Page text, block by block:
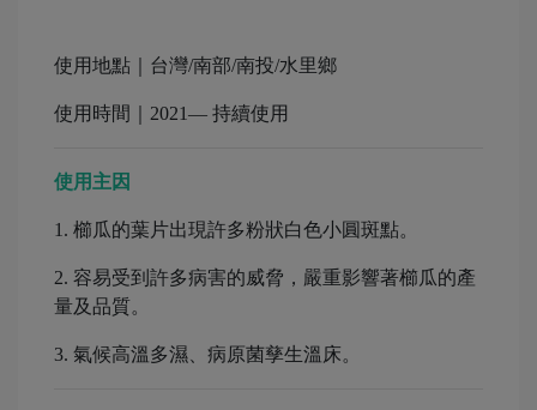
使用地點｜台灣/南部/南投/水里鄉
使用時間｜2021— 持續使用
使用主因
1. 櫛瓜的葉片出現許多粉狀白色小圓斑點。
2. 容易受到許多病害的威脅，嚴重影響著櫛瓜的產
量及品質。
3. 氣候高溫多濕、病原菌孳生溫床。